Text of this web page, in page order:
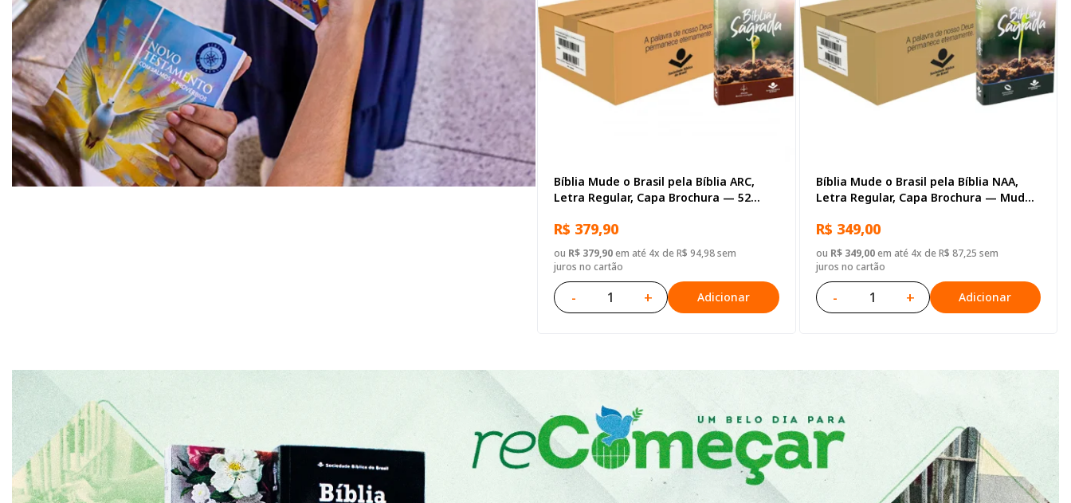
Bíblia Mude o Brasil pela Bíblia ARC,
Letra Regular, Capa Brochura — 52
R$ 379,90
ou R$ 379,90em até 4x de R$ 94,98 sem
juros no cartão
- + Adicionar
Bíblia Mude o Brasil pela Bíblia NAA,
Letra Regular, Capa Brochura — Mude
R$ 349,00
ou R$ 349,00em até 4x de R$ 87,25 sem
juros no cartão
- + Adicionar